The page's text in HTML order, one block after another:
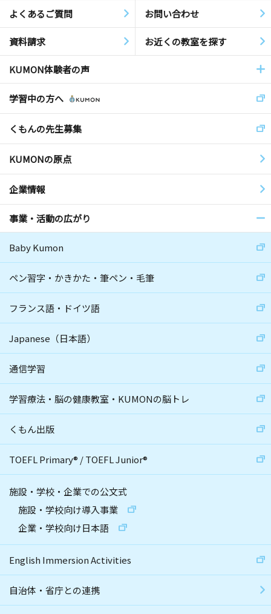
よくあるご質問 お問い合わせ
資料請求 お近くの教室を探す
KUMON体験者の声
学習中の方へ
くもんの先生募集
KUMONの原点
企業情報
事業・活動の広がり
Baby Kumon
ペン習字・かきかた・筆ペン・毛筆
フランス語・ドイツ語
Japanese（日本語）
通信学習
学習療法・脳の健康教室・KUMONの脳トレ
くもん出版
TOEFL Primary® /TOEFL Junior®
施設・学校・企業での公文式
施設・学校向け導入事業
企業・学校向け日本語
English Immersion Activities
自治体・省庁との連携